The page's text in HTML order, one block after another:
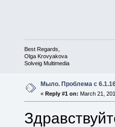
Best Regards,
Olga Krovyakova
Solveig Multimedia
Мыло. Проблема с
« Reply #1 on: March 21,